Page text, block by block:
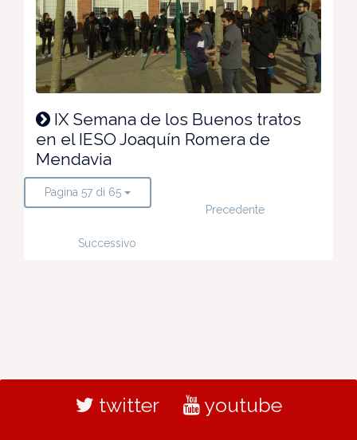
IX Semana de los Buenos tratos
en el IESO Joaquín Romera de
Mendavia
Pagina 57 di 65
Precedente
Successivo
twitter youtube